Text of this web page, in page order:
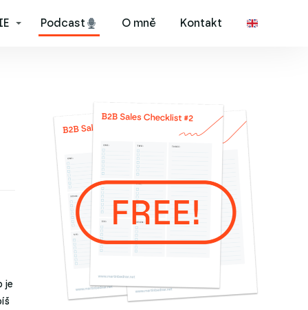
Podcast O mně Kontakt
je